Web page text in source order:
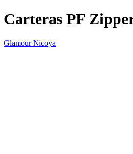
Carteras PF
Glamour Nicoya